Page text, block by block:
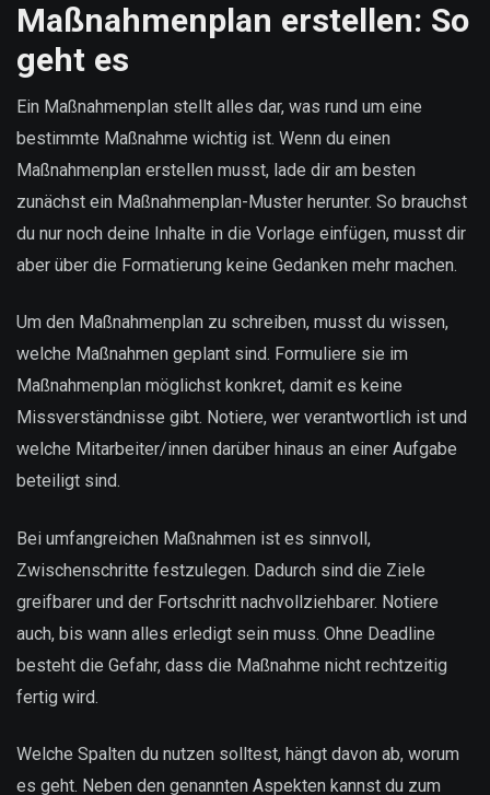
Maßnahmenplan erstellen: So
geht es
Ein Maßnahmenplan stellt alles dar, was rund um eine
bestimmte Maßnahme wichtig ist. Wenn du einen
Maßnahmenplan erstellen musst, lade dir am besten
zunächst ein Maßnahmenplan-Muster herunter. So brauchst
du nur noch deine Inhalte in die Vorlage einfügen, musst dir
aber über die Formatierung keine Gedanken mehr machen.
Um den Maßnahmenplan zu schreiben, musst du wissen,
welche Maßnahmen geplant sind. Formuliere sie im
Maßnahmenplan möglichst konkret, damit es keine
Missverständnisse gibt. Notiere, wer verantwortlich ist und
welche Mitarbeiter/innen darüber hinaus an einer Aufgabe
beteiligt sind.
Bei umfangreichen Maßnahmen ist es sinnvoll,
Zwischenschritte festzulegen. Dadurch sind die Ziele
greifbarer und der Fortschritt nachvollziehbarer. Notiere
auch, bis wann alles erledigt sein muss. Ohne Deadline
besteht die Gefahr, dass die Maßnahme nicht rechtzeitig
fertig wird.
Welche Spalten du nutzen solltest, hängt davon ab, worum
es geht. Neben den genannten Aspekten kannst du zum